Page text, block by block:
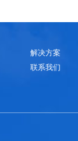
解决方案
联系我们